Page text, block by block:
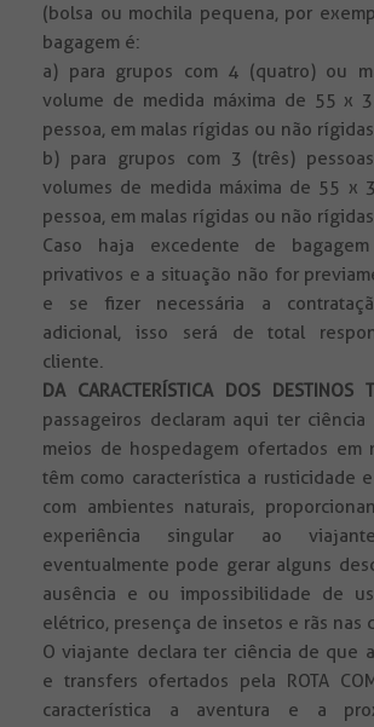
(bolsa ou mochila pequena, por
bagagem é:
a) para grupos com 4 (quatro) ou
volume de medida máxima de 55 x
pessoa, em malas rígidas ou não
b) para grupos com 3 (três)
volumes de medida máxima de 55 x
pessoa, em malas rígidas ou não
Caso haja excedente de
privativos e a situação não for
e se fizer necessária a
adicional, isso será de total
cliente.
DA CARACTERÍSTICA DOS DESTINOS
passageiros declaram aqui ter
meios de hospedagem ofertados em
têm como característica a rusticidade
com ambientes naturais,
experiência singular ao
eventualmente pode gerar alguns
ausência e ou impossibilidade de
elétrico, presença de insetos e rãs nas
O viajante declara ter ciência de que
e transfers ofertados pela ROTA
característica a aventura e a